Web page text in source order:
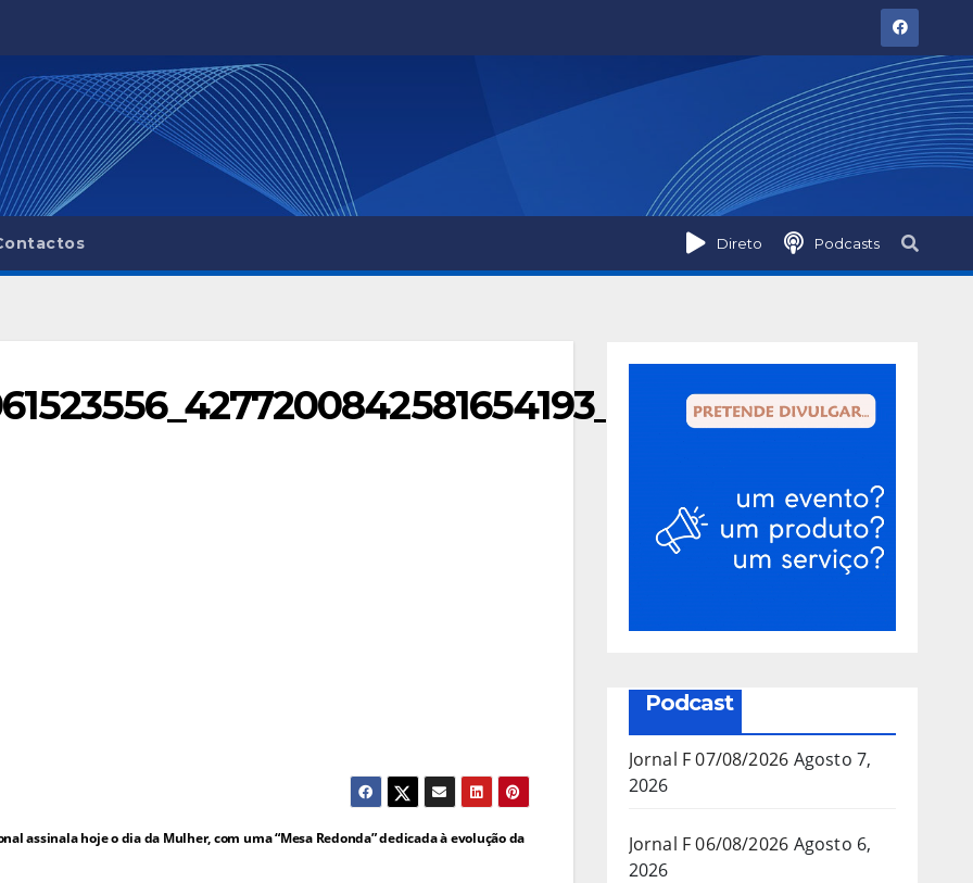
Direto Podcasts
assinala hoje o dia da Mulher, com uma “Mesa Redonda” dedicada à evolução da
Podcast
Jornal F 07/08/2026 Agosto 7,
2026
Jornal F 06/08/2026 Agosto 6,
2026